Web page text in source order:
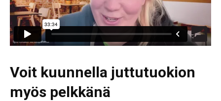
Voit kuunnella juttutuokion
myös pelkkänä